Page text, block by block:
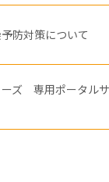
防対策について
ズ 専用ポータル